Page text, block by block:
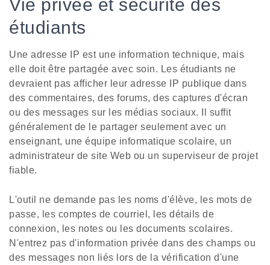
Vie privée et sécurité des
étudiants
Une adresse IP est une information technique, mais
elle doit être partagée avec soin. Les étudiants ne
devraient pas afficher leur adresse IP publique dans
des commentaires, des forums, des captures d'écran
ou des messages sur les médias sociaux. Il suffit
généralement de le partager seulement avec un
enseignant, une équipe informatique scolaire, un
administrateur de site Web ou un superviseur de projet
fiable.
L'outil ne demande pas les noms d'élève, les mots de
passe, les comptes de courriel, les détails de
connexion, les notes ou les documents scolaires.
N'entrez pas d'information privée dans des champs ou
des messages non liés lors de la vérification d'une